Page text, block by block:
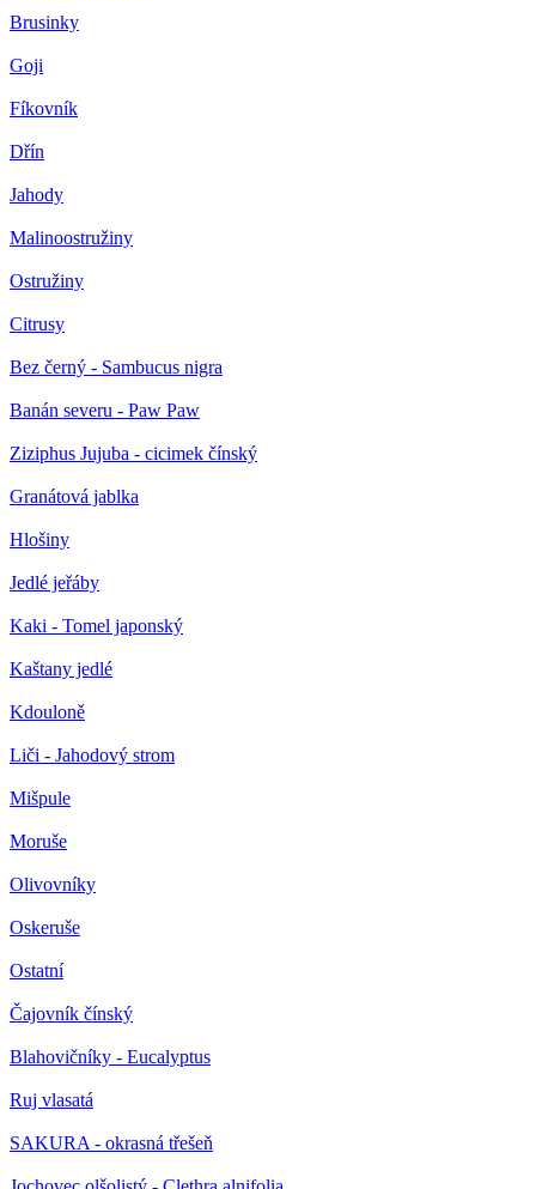
Brusinky
Goji
Fíkovník
Dřín
Jahody
Malinoostružiny
Ostružiny
Citrusy
Bez černý - Sambucus nigra
Banán severu - Paw Paw
Ziziphus Jujuba - cicimek čínský
Granátová jablka
Hlošiny
Jedlé jeřáby
Kaki - Tomel japonský
Kaštany jedlé
Kdouloně
Liči - Jahodový strom
Mišpule
Moruše
Olivovníky
Oskeruše
Ostatní
Čajovník čínský
Blahovičníky - Eucalyptus
Ruj vlasatá
SAKURA - okrasná třešeň